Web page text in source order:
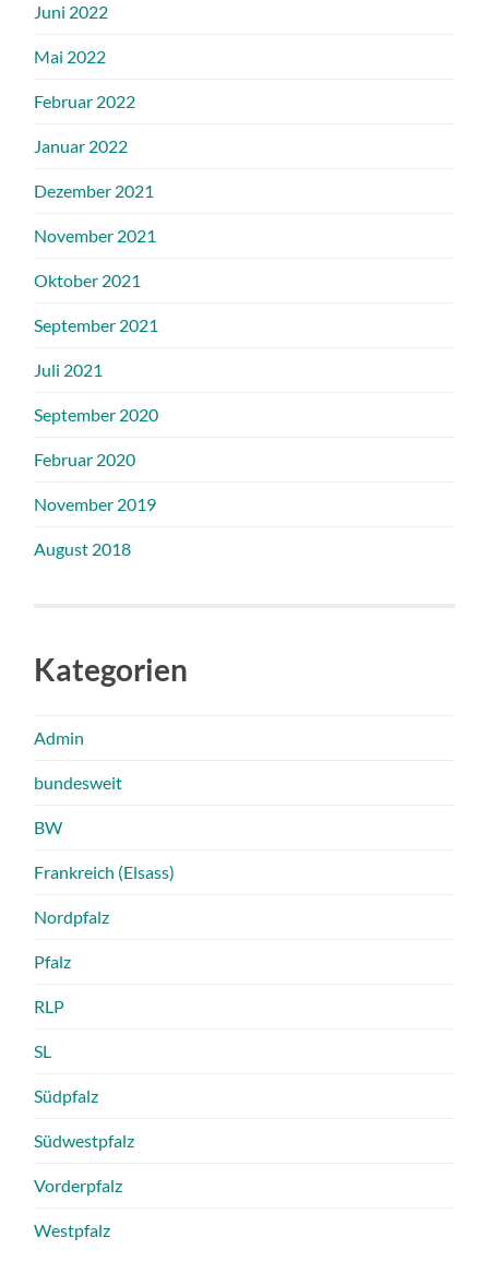
Juni 2022
Mai 2022
Februar 2022
Januar 2022
Dezember 2021
November 2021
Oktober 2021
September 2021
Juli 2021
September 2020
Februar 2020
November 2019
August 2018
Kategorien
Admin
bundesweit
BW
Frankreich (Elsass)
Nordpfalz
Pfalz
RLP
SL
Südpfalz
Südwestpfalz
Vorderpfalz
Westpfalz